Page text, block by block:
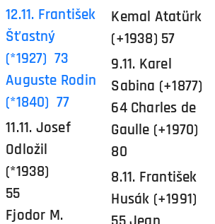
12.11. František
Šťastný
(*1927) 73
Auguste Rodin
(*1840) 77
11.11. Josef
Odložil
(*1938)
55
Fjodor M.
Kemal Atatürk
(+1938) 57
9.11. Karel
Sabina (+1877)
64 Charles de
Gaulle (+1970)
80
8.11. František
Husák (+1991)